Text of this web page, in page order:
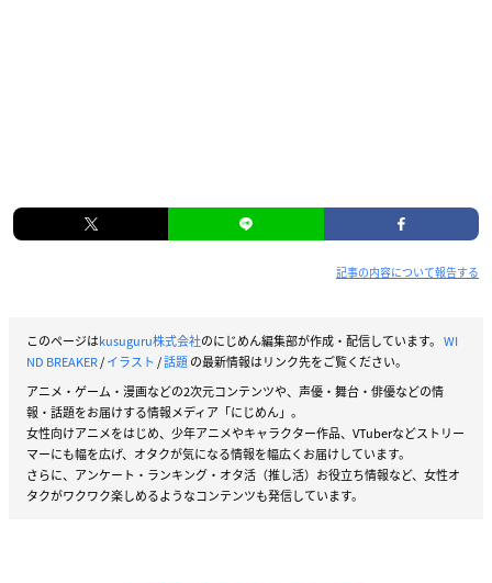
記事の内容について報告する
このページはkusuguru株式会社のにじめん編集部が作成・配信しています。 WI
ND BREAKER/イラスト /話題の最新情報はリンク先をご覧ください。
アニメ・ゲーム・漫画などの2次元コンテンツや、声優・舞台・俳優などの情
報・話題をお届けする情報メディア「にじめん」。
女性向けアニメをはじめ、少年アニメやキャラクター作品、VTuberなどストリー
マーにも幅を広げ、オタクが気になる情報を幅広くお届けしています。
さらに、アンケート・ランキング・オタ活（推し活）お役立ち情報など、女性オ
タクがワクワク楽しめるようなコンテンツも発信しています。